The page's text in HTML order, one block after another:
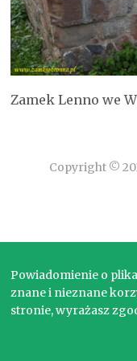
Zamek Lenno we
Copyright ©
Powiadomienie o
znane i nieznane
stronie, wyrażasz